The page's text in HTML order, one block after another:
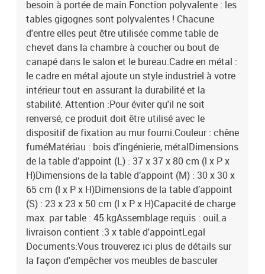
besoin à portée de main.Fonction polyvalente : les
tables gigognes sont polyvalentes ! Chacune
d'entre elles peut être utilisée comme table de
chevet dans la chambre à coucher ou bout de
canapé dans le salon et le bureau.Cadre en métal :
le cadre en métal ajoute un style industriel à votre
intérieur tout en assurant la durabilité et la
stabilité. Attention :Pour éviter qu'il ne soit
renversé, ce produit doit être utilisé avec le
dispositif de fixation au mur fourni.Couleur : chêne
fuméMatériau : bois d'ingénierie, métalDimensions
de la table d’appoint (L) : 37 x 37 x 80 cm (l x P x
H)Dimensions de la table d’appoint (M) : 30 x 30 x
65 cm (l x P x H)Dimensions de la table d’appoint
(S) : 23 x 23 x 50 cm (l x P x H)Capacité de charge
max. par table : 45 kgAssemblage requis : ouiLa
livraison contient :3 x table d'appointLegal
Documents:Vous trouverez ici plus de détails sur
la façon d'empêcher vos meubles de basculer